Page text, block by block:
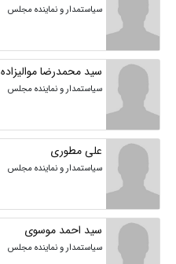
سیاستمدار و نماینده مجلس
سید محمدرضا موالیزاده
سیاستمدار و نماینده مجلس
علی مطوری
سیاستمدار و نماینده مجلس
سید احمد موسوی
سیاستمدار و نماینده مجلس